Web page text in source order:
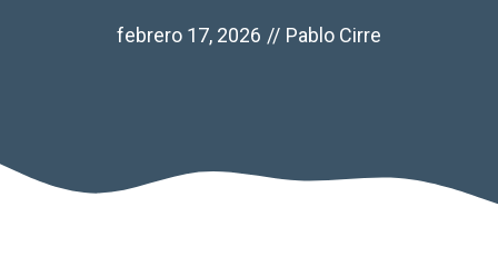
febrero 17, 2026 // Pablo Cirre